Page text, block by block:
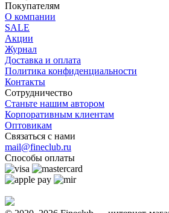
Покупателям
О компании
SALE
Акции
Журнал
Доставка и оплата
Политика конфиденциальности
Контакты
Сотрудничество
Станьте нашим автором
Корпоративным клиентам
Оптовикам
Связаться с нами
mail@fineclub.ru
Способы оплаты